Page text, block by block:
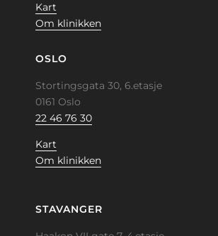
Kart
Om klinikken
OSLO
Stortingsgata 30, 6.etasje
0161 Oslo
22 46 76 30
Kart
Om klinikken
STAVANGER